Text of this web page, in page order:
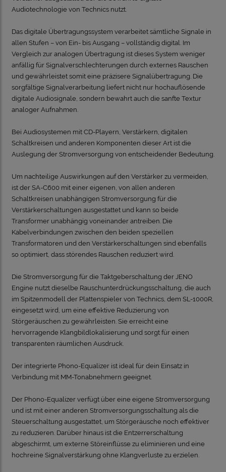
Audiotechnologie von Technics nutzt.
Das digitale Übertragungssystem verarbeitet sämtliche Signale in
allen Stufen – von Ein- bis Ausgang – vollständig digital. Im
Vergleich zur analogen Übertragung ist dieses System weniger
anfällig für Signalverschlechterungen durch externes Rauschen
und gewährleistet somit eine präzisere Signalübertragung. Die
sorgfältige Signalverarbeitung liefert nicht nur hochauflösende
digitale Audiosignale, sondern bewahrt auch die sanfte Textur
analoger Aufnahmen.
Bei Audiosystemen mit CD-Playern, Verstärkern, digitalen
Schaltkreisen und anderen Komponenten dieser Art ist die
Auslegung der Stromversorgung von entscheidender Bedeutung.
Um nachteilige Auswirkungen auf den Verstärker zu vermeiden,
ist der SA-C600 mit einer eigenen, von allen anderen
Schaltkreisen unabhängigen Stromversorgung für die
Verstärkerschaltungen ausgestattet und kann so beide
Transformer unabhängig voneinander antreiben. Die
Kabelverbindungen zwischen den beiden speziellen
Transformatoren und den Verstärkerschaltungen sind ebenfalls
so optimiert, dass störendes Rauschen reduziert wird.
Die Stromversorgung für die Taktgeberschaltung der JENO
Engine nutzt dieselbe Rauschunterdrückungsschaltung, die auch
im Spitzenmodell der Plattenspieler von Technics, dem SL-1000R,
eingesetzt wird, um eine effektive Reduzierung von
Störgeräuschen zu gewährleisten. Sie erreicht eine
hervorragende Klangbildlokalisierung und sorgt für einen
transparenten räumlichen Ausdruck.
Der integrierte Phono-Equalizer ist ideal für dein Einsatz in
Verbindung mit MM-Tonabnehmern geeignet.
Der Phono-Equalizer verfügt über eine eigene Stromversorgung
und ist mit einer anderen Stromversorgungsschaltung als die
Steuerschaltung ausgestattet, um Störgeräusche noch effektiver
zu reduzieren. Darüber hinaus ist die Entzerrerschaltung
abgeschirmt, um externe Störeinflüsse zu eliminieren und eine
hochreine Signalverstärkung ohne Klangverluste zu erzielen.